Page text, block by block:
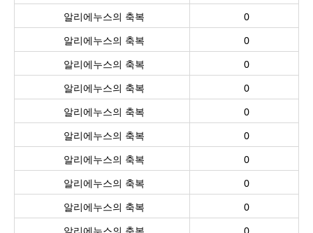
알리에누스의 축복
0
알리에누스의 축복
0
알리에누스의 축복
0
알리에누스의 축복
0
알리에누스의 축복
0
알리에누스의 축복
0
알리에누스의 축복
0
알리에누스의 축복
0
알리에누스의 축복
0